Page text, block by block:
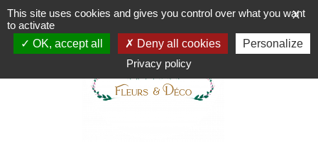
X
This site uses cookies and gives you control over what you want
to activate
OK, accept all
Deny all cookies
Personalize
Privacy policy